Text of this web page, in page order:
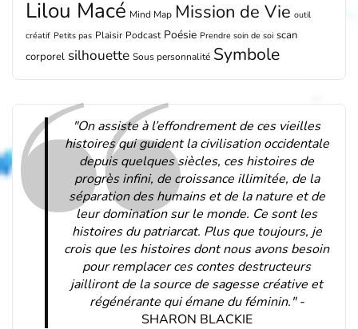
Lilou Macé Mind Map Mission de Vie outil
créatif Petits pas Plaisir Podcast Poésie Prendre soin de soi scan
corporel silhouette Sous personnalité Symbole
"On assiste à l’effondrement de ces vieilles
histoires qui guident la civilisation occidentale
depuis quelques siècles, ces histoires de
progrès infini, de croissance illimitée, de la
séparation des humains et de la nature et de
leur domination sur le monde. Ce sont les
histoires du patriarcat. Plus que toujours, je
crois que les histoires dont nous avons besoin
pour remplacer ces contes destructeurs
jailliront de la source de sagesse créative et
régénérante qui émane du féminin." -
SHARON BLACKIE